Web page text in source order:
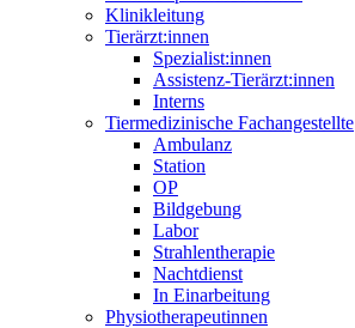
Klinikleitung
Tierärzt:innen
Spezialist:innen
Assistenz-Tierärzt:innen
Interns
Tiermedizinische Fachangestellte
Ambulanz
Station
OP
Bildgebung
Labor
Strahlentherapie
Nachtdienst
In Einarbeitung
Physiotherapeutinnen